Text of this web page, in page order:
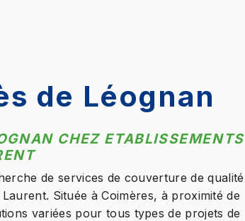
de Léognan
CHEZ ETABLISSEMENTS
de services de couverture de qualité
Située à Coimères, à proximité de
variées pour tous types de projets de